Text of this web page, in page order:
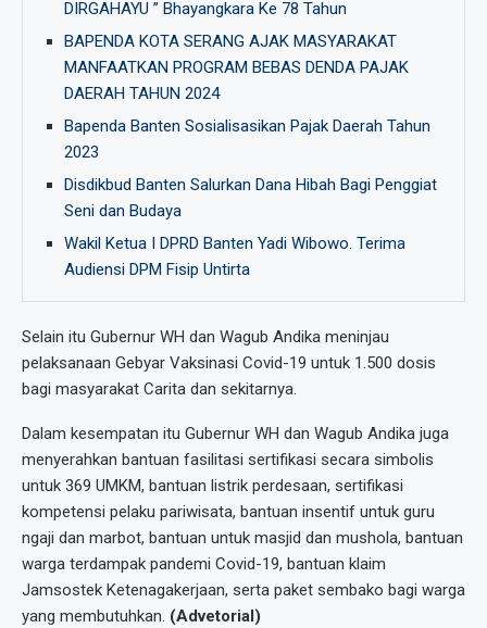
DIRGAHAYU ” Bhayangkara Ke 78 Tahun
BAPENDA KOTA SERANG AJAK MASYARAKAT
MANFAATKAN PROGRAM BEBAS DENDA PAJAK
DAERAH TAHUN 2024
Bapenda Banten Sosialisasikan Pajak Daerah Tahun
2023
Disdikbud Banten Salurkan Dana Hibah Bagi Penggiat
Seni dan Budaya
Wakil Ketua I DPRD Banten Yadi Wibowo. Terima
Audiensi DPM Fisip Untirta
Selain itu Gubernur WH dan Wagub Andika meninjau
pelaksanaan Gebyar Vaksinasi Covid-19 untuk 1.500 dosis
bagi masyarakat Carita dan sekitarnya.
Dalam kesempatan itu Gubernur WH dan Wagub Andika juga
menyerahkan bantuan fasilitasi sertifikasi secara simbolis
untuk 369 UMKM, bantuan listrik perdesaan, sertifikasi
kompetensi pelaku pariwisata, bantuan insentif untuk guru
ngaji dan marbot, bantuan untuk masjid dan mushola, bantuan
warga terdampak pandemi Covid-19, bantuan klaim
Jamsostek Ketenagakerjaan, serta paket sembako bagi warga
yang membutuhkan. (Advetorial)